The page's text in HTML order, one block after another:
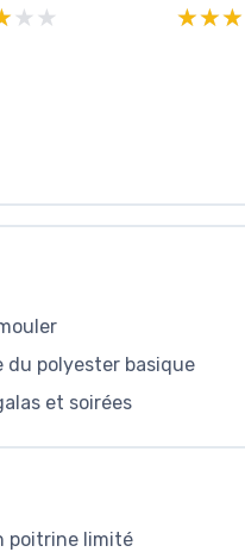
du polyester basique
et soirées
poitrine limité